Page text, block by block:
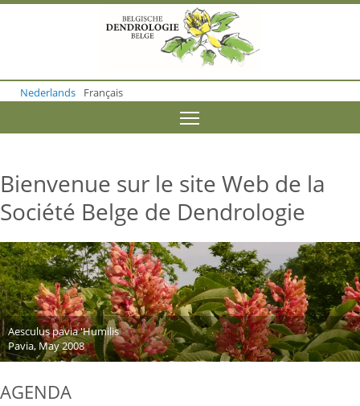
o
m
n
e
t
Nederlands Français
Bienvenue sur le site Web de la
Société Belge de Dendrologie
Aesculus pavia 'Humilis
Pavia, May 2008
AGENDA